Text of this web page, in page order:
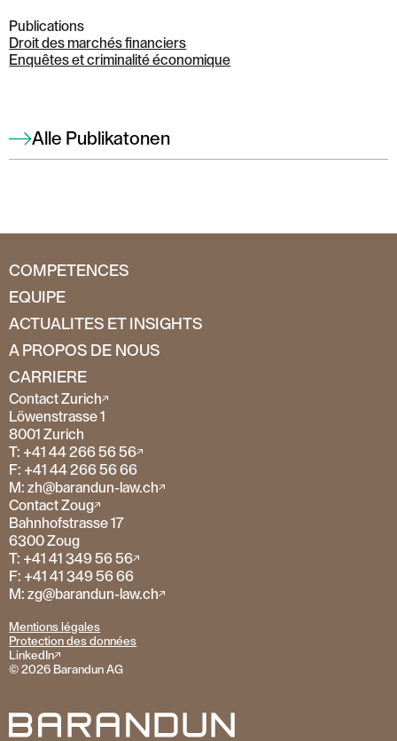
Publications
Droit des marchés financiers
Enquêtes et criminalité économique
Alle Publikatonen
COMPETENCES
EQUIPE
ACTUALITES ET INSIGHTS
A PROPOS DE NOUS
CARRIERE
Contact Zurich
Löwenstrasse 1
8001 Zurich
T: +41 44 266 56 56
F: +41 44 266 56 66
M: zh@barandun-law.ch
Contact Zoug
Bahnhofstrasse 17
6300 Zoug
T: +41 41 349 56 56
F: +41 41 349 56 66
M: zg@barandun-law.ch
Mentions légales
Protection des données
LinkedIn
© 2026 Barandun AG